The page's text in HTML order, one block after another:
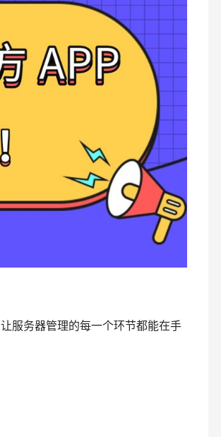
服务器管理的每一个环节都能在手